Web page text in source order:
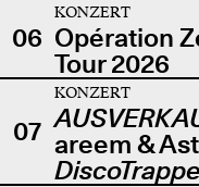
06
KONZERT
Opération
Tour 2026
07
KONZERT
areem &